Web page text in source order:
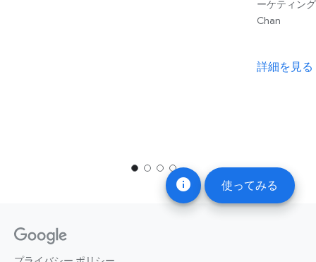
info 使ってみる
ーケティン
Chan
詳細を見る